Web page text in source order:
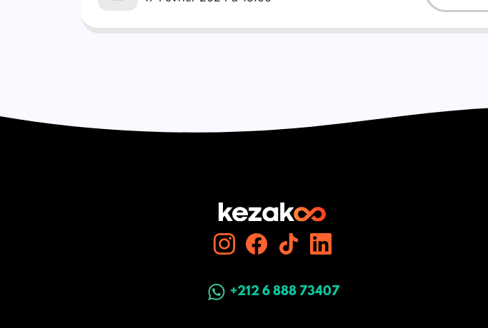
+212 6 888 73407